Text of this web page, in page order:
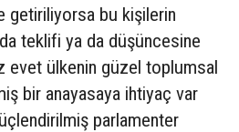
getiriliyorsa bu kişilerin
teklifi ya da düşüncesine
evet ülkenin güzel toplumsal
bir anayasaya ihtiyaç var
parlamenter